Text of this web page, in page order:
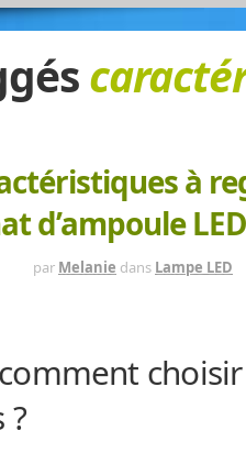
à
d’ampoule LED
par Melanie dans Lampe LED
?